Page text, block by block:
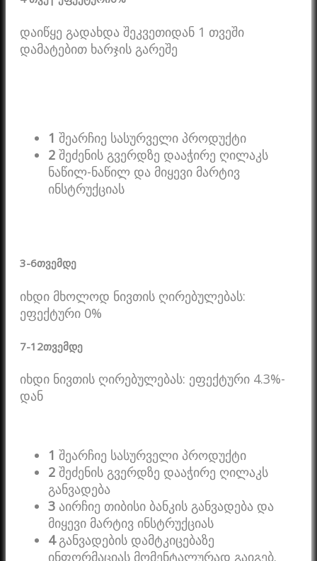
დაიწყე გადახდა შეკვეთიდან 1 თვეში
დამატებით ხარჯის გარეშე
1 შეარჩიე სასურველი პროდუქტი
2 შეძენის გვერდზე დააჭირე ღილაკს
ნაწილ-ნაწილ და მიყევი მარტივ
ინსტრუქციას
3-6თვემდე
იხდი მხოლოდ ნივთის ღირებულებას:
ეფექტური 0%
7-12თვემდე
იხდი ნივთის ღირებულებას: ეფექტური 4.3%-
დან
1 შეარჩიე სასურველი პროდუქტი
2 შეძენის გვერდზე დააჭირე ღილაკს
განვადება
3 აირჩიე თიბისი ბანკის განვადება და
მიყევი მარტივ ინსტრუქციას
4განვადების დამტკიცებაზე
ინფორმაციას მომენტალურად გაიგებ.